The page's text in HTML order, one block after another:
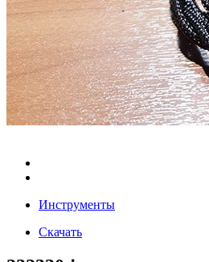
Инструменты
Скачать